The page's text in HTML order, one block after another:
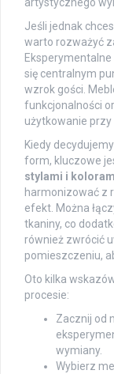
Jeśli jednak
warto rozważyć
się centralnym
wzrok gości.
funkcjonalności
użytkowanie
Kiedy
form, kluczowe
stylami i
harmonizować z
efekt. Można
tkaniny, co
również zwrócić
pomieszczeniu,
Oto kilka
procesie:
Zacznij od
wymiany.
Wybierz